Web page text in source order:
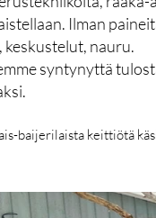
Ilman
keskustelut, nauru.
syntynyttä
baijerilaista keittiötä